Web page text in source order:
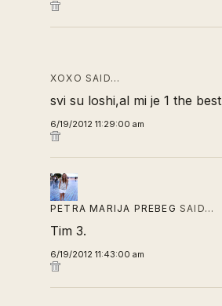
XOXO SAID…
svi su loshi,al mi je 1 the best
6/19/2012 11:29:00 am
PETRA MARIJA PREBEG SAID…
Tim 3.
6/19/2012 11:43:00 am